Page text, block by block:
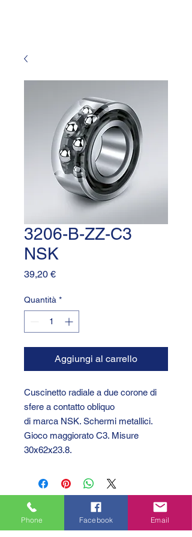
3206-B-ZZ-C3
NSK
39,20 €Prezzo
Quantità *
Aggiungi al carrello
Cuscinetto radiale a due corone di
sfere a contatto obliquo
di marca NSK. Schermi metallici.
Gioco maggiorato C3. Misure
30x62x23.8.
Phone Facebook Email